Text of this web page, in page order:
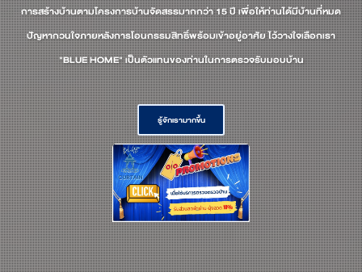
การสร้างบ้านตามโครงการบ้านจัดสรรมากกว่า 15 ปี เพื่อให้ท่านได้มีบ้านที่หมด
ปัญหากวนใจภายหลังการโอนกรรมสิทธิ์พร้อมเข้าอยู่อาศัย ไว้วางใจเลือกเรา
"BLUE HOME" เป็นตัวแทนของท่านในการตรวจรับมอบบ้าน
รู้จักเรามากขึ้น